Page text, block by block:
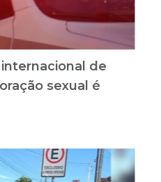
de
sexual é